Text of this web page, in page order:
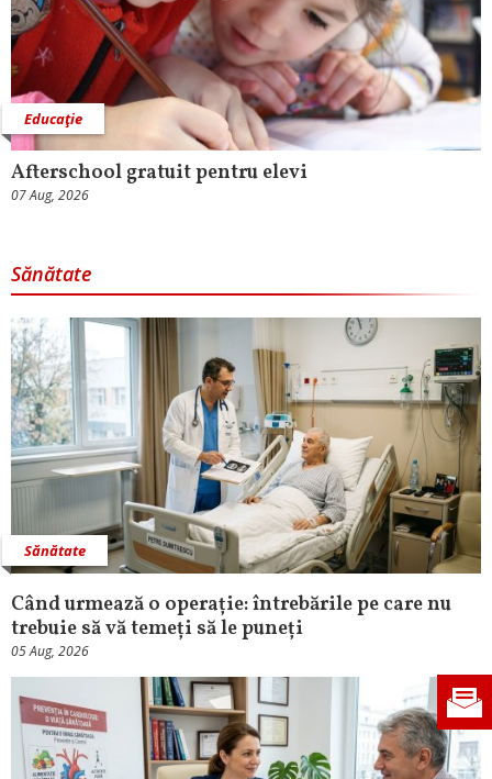
Educaţie
Afterschool gratuit pentru elevi
07 Aug, 2026
Sănătate
Sănătate
Când urmează o operație: întrebările pe care nu
trebuie să vă temeți să le puneți
05 Aug, 2026